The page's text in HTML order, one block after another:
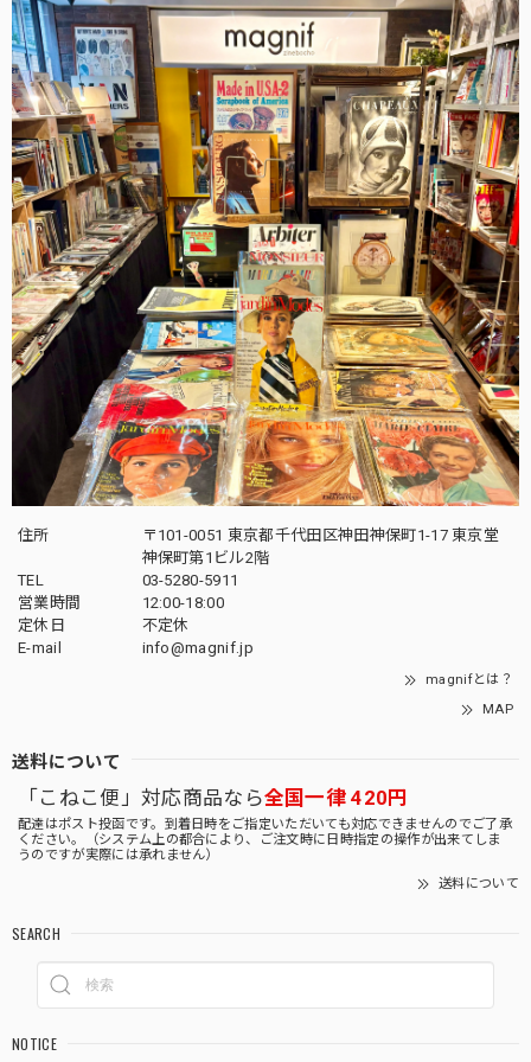
住所
〒101-0051 東京都千代田区神田神保町1-17 東京堂
神保町第1ビル2階
TEL
03-5280-5911
営業時間
12:00-18:00
定休日
不定休
E-mail
info@magnif.jp
magnifとは？
MAP
送料について
「こねこ便」対応商品なら全国一律 420円
配達はポスト投函です。到着日時をご指定いただいても対応できませんのでご了承
ください。（システム上の都合により、ご注文時に日時指定の操作が出来てしま
うのですが実際には承れません）
送料について
SEARCH
NOTICE